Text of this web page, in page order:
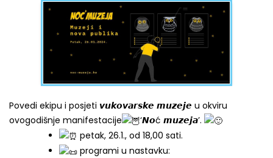
Povedi ekipu i posjeti 𝙫𝙪𝙠𝙤𝙫𝙖𝙧𝙨𝙠𝙚 𝙢𝙪𝙯𝙚𝙟𝙚 u okviru
ovogodišnje manifestacije
‘𝙉𝙤ć 𝙢𝙪𝙯𝙚𝙟𝙖’.
petak, 26.1., od 18,00 sati.
programi u nastavku: